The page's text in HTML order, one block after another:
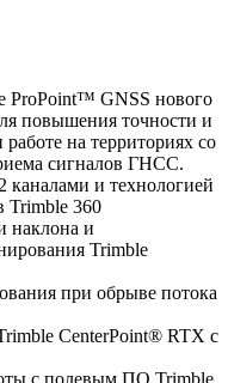
GNSS нового
повышения точности и
на территориях со
сигналов ГНСС.
каналами и технологией
Trimble 360
наклона и
Trimble
при обрыве потока
CenterPoint® RTX с
с полевым ПО Trimble